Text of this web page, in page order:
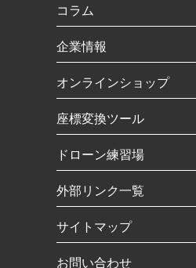
コラム
企業情報
オンラインショップ
座標変換ツール
ドローン練習場
外部リンク一覧
サイトマップ
お問い合わせ